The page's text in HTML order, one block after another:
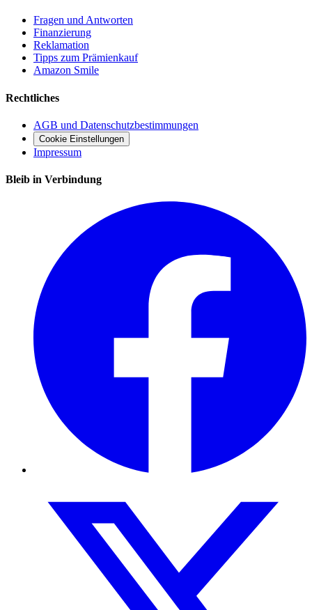
Fragen und Antworten
Finanzierung
Reklamation
Tipps zum Prämienkauf
Amazon Smile
Rechtliches
AGB und Datenschutzbestimmungen
Cookie Einstellungen
Impressum
Bleib in Verbindung